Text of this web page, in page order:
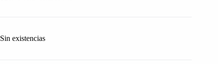
Sin existencias